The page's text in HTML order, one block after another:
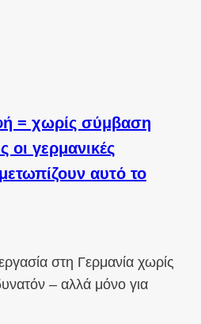
= χωρίς σύμβαση
οι γερμανικές
αυτό το
στη Γερμανία χωρίς
– αλλά μόνο για